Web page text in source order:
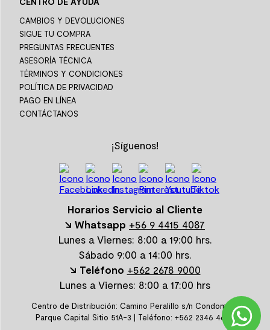
CAMBIOS Y DEVOLUCIONES
SIGUE TU COMPRA
PREGUNTAS FRECUENTES
ASESORÍA TÉCNICA
TÉRMINOS Y CONDICIONES
POLÍTICA DE PRIVACIDAD
PAGO EN LÍNEA
CONTÁCTANOS
¡Síguenos!
Horarios Servicio al Cliente
↘ Whatsapp +56 9 4415 4087
Lunes a Viernes: 8:00 a 19:00 hrs.
Sábado 9:00 a 14:00 hrs.
↘ Teléfono +562 2678 9000
Lunes a Viernes: 8:00 a 17:00 hrs
Centro de Distribución: Camino Peralillo s/n Condominio
Parque Capital Sitio 51A-3 | Teléfono: +562 2346 4600